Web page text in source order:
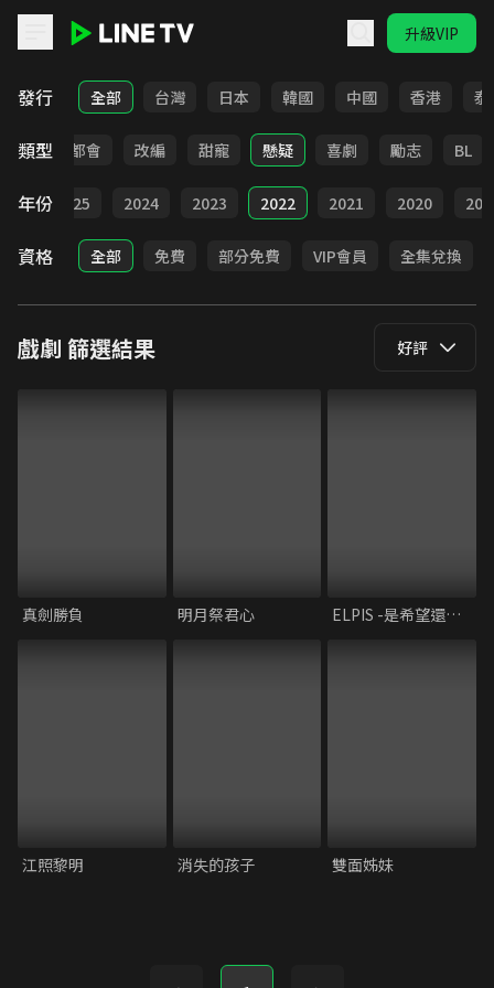
升級VIP
LINE TV - 戲劇
發行 全部 台灣 日本 韓國 中國 香港 泰
類型
愛情 都會 改編 甜寵 懸疑 喜劇 勵志 BL
年份 2025 2024 2023 2022 2021 2020
資格 全部 免費 部分免費 VIP會員 全集兌換
戲劇 篩選結果 好評
真劍勝負 明月祭君心 ELPIS -是希望還是災禍-
江照黎明 消失的孩子 雙面姊妹